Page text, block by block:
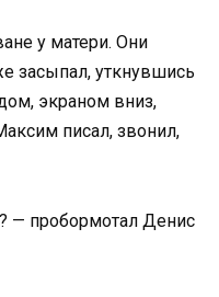
у матери. Они
засыпал, уткнувшись
экраном вниз,
писал, звонил,
— пробормотал Денис